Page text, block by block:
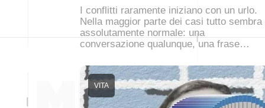
I conflitti raramente iniziano con un urlo.
Nella maggior parte dei casi tutto sembra
assolutamente normale: una
conversazione qualunque, una frase…
VITA